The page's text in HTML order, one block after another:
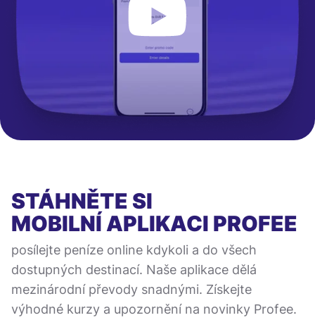
STÁHNĚTE SI
MOBILNÍ APLIKACI PROFEE
posílejte peníze online kdykoli a do všech
dostupných destinací. Naše aplikace dělá
mezinárodní převody snadnými. Získejte
výhodné kurzy a upozornění na novinky Profee.